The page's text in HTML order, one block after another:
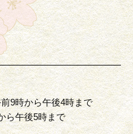
9時から午後4時まで
午後5時まで